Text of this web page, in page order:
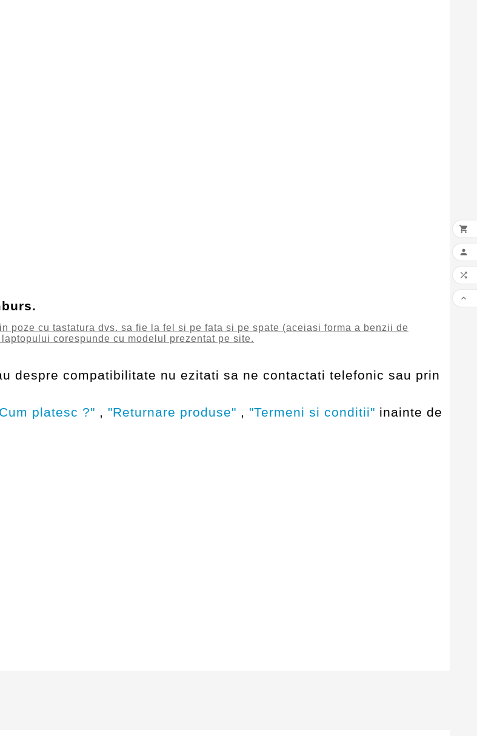
poze cu tastatura dvs. sa fie la fel si pe fata si pe spate (aceiasi forma a benzii de
corespunde cu modelul prezentat pe site.
despre compatibilitate nu ezitati sa ne contactati telefonic sau prin
platesc ?" , "Returnare produse" , "Termeni si conditii" inainte de



